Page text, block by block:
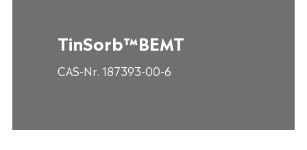
TinSorb™BEMT
CAS-Nr. 187393-00-6